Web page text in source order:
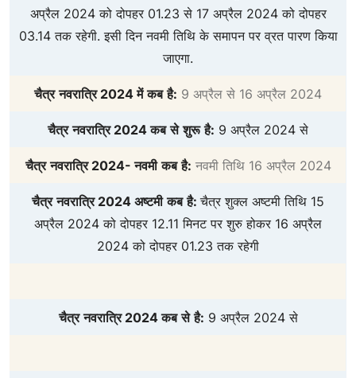
अप्रैल 2024 को दोपहर 01.23 से 17 अप्रैल 2024 को दोपहर
03.14 तक रहेगी. इसी दिन नवमी तिथि के समापन पर व्रत पारण किया
जाएगा.
चैत्र नवरात्रि2024में कब है: 9 अप्रैल से 16 अप्रैल 2024
चैत्र नवरात्रि2024कब से शुरू है: 9 अप्रैल 2024 से
चैत्र नवरात्रि2024-नवमी कब है: नवमी तिथि 16 अप्रैल 2024
चैत्र नवरात्रि2024 अष्टमी कब है:चैत्र शुक्ल अष्टमी तिथि 15
अप्रैल 2024 को दोपहर 12.11 मिनट पर शुरु होकर 16 अप्रैल
2024 को दोपहर 01.23 तक रहेगी
चैत्र नवरात्रि2024कब से है: 9 अप्रैल 2024 से